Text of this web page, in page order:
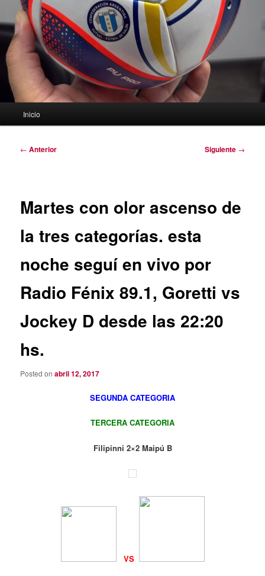
Inicio
Navegación
← Anterior Siguiente →
Martes con olor ascenso de
la tres categorías. esta
noche seguí en vivo por
Radio Fénix 89.1, Goretti vs
Jockey D desde las 22:20
hs.
Posted onabril 12, 2017
SEGUNDA CATEGORIA
TERCERA CATEGORIA
Filipinni 2×2 Maipú B
VS